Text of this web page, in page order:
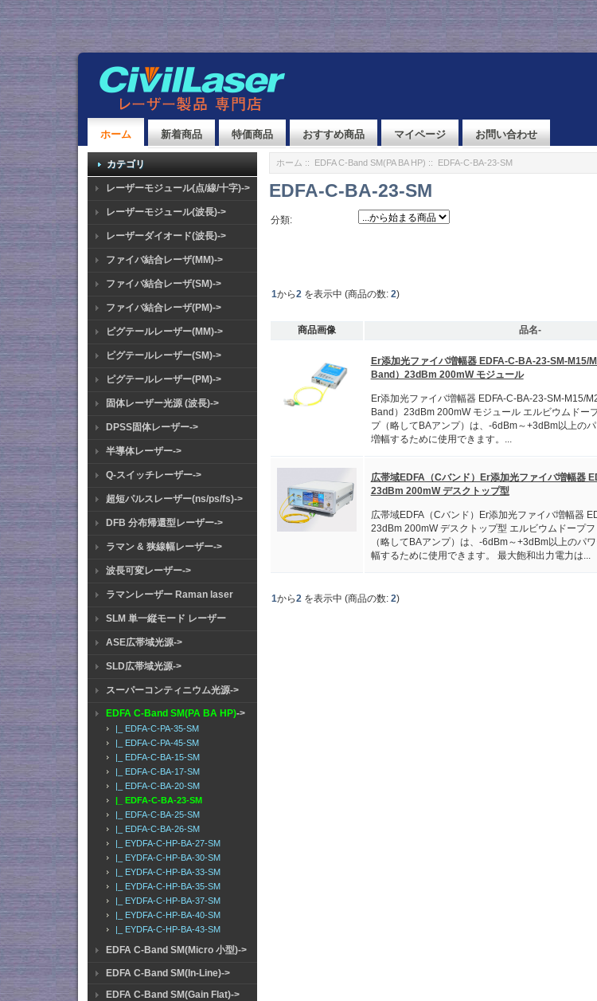
ホーム 新着商品 特価商品 おすすめ商品 マイページ お問い合わせ
カテゴリ
レーザーモジュール(点/線/十字)->
レーザーモジュール(波長)->
レーザーダイオード(波長)->
ファイバ結合レーザ(MM)->
ファイバ結合レーザ(SM)->
ファイバ結合レーザ(PM)->
ピグテールレーザー(MM)->
ピグテールレーザー(SM)->
ピグテールレーザー(PM)->
固体レーザー光源 (波長)->
DPSS固体レーザー->
半導体レーザー->
Q-スイッチレーザー->
超短パルスレーザー(ns/ps/fs)->
DFB 分布帰還型レーザー->
ラマン & 狭線幅レーザー->
波長可変レーザー->
ラマンレーザー Raman laser
SLM 単一縦モード レーザー
ASE広帯域光源->
SLD広帯域光源->
スーパーコンティニウム光源->
EDFA C-Band SM(PA BA HP)->
|_ EDFA-C-PA-35-SM
|_ EDFA-C-PA-45-SM
|_ EDFA-C-BA-15-SM
|_ EDFA-C-BA-17-SM
|_ EDFA-C-BA-20-SM
|_ EDFA-C-BA-23-SM
|_ EDFA-C-BA-25-SM
|_ EDFA-C-BA-26-SM
|_ EYDFA-C-HP-BA-27-SM
|_ EYDFA-C-HP-BA-30-SM
|_ EYDFA-C-HP-BA-33-SM
|_ EYDFA-C-HP-BA-35-SM
|_ EYDFA-C-HP-BA-37-SM
|_ EYDFA-C-HP-BA-40-SM
|_ EYDFA-C-HP-BA-43-SM
EDFA C-Band SM(Micro 小型)->
EDFA C-Band SM(In-Line)->
EDFA C-Band SM(Gain Flat)->
ホーム :: EDFA C-Band SM(PA BA HP) :: EDFA-C-BA-23-SM
EDFA-C-BA-23-SM
分類:
1から2を表示中 (商品の数: 2)
商品画像 品名-
Er添加光ファイバ増幅器 EDFA-C-BA-23-SM-M15/
Band）23dBm 200mW モジュール
Er添加光ファイバ増幅器 EDFA-C-BA-23-SM-M15/
Band）23dBm 200mW モジュール エルビウムドー
プ（略してBAアンプ）は、-6dBm～+3dBm以上の
増幅するために使用できます。...
広帯域EDFA（Cバンド）Er添加光ファイバ増幅器
23dBm 200mW デスクトップ型
広帯域EDFA（Cバンド）Er添加光ファイバ増幅器
23dBm 200mW デスクトップ型 エルビウムドープ
（略してBAアンプ）は、-6dBm～+3dBm以上のパ
幅するために使用できます。 最大飽和出力電力は...
1から2を表示中 (商品の数: 2)